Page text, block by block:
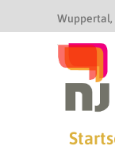
Wuppertal